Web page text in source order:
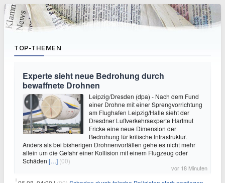
TOP-THEMEN
Experte sieht neue Bedrohung durch
bewaffnete Drohnen
Leipzig/Dresden (dpa) - Nach dem Fund
einer Drohne mit einer Sprengvorrichtung
am Flughafen Leipzig/Halle sieht der
Dresdner Luftverkehrsexperte Hartmut
Fricke eine neue Dimension der
Bedrohung für kritische Infrastruktur.
Anders als bei bisherigen Drohnenvorfällen gehe es nicht mehr
allein um die Gefahr einer Kollision mit einem Flugzeug oder
Schäden […] (00)
vor 18 Minuten